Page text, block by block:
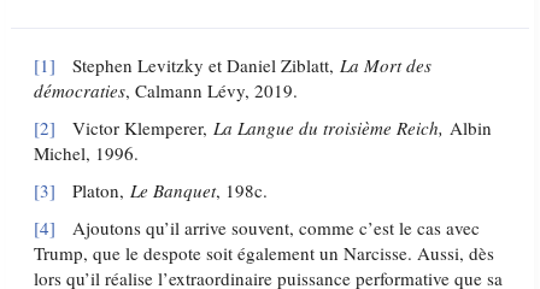
[1] Stephen Levitzky et Daniel Ziblatt, La Mort des
démocraties, Calmann Lévy, 2019.
[2] Victor Klemperer, La Langue du troisième Reich, Albin
Michel, 1996.
[3] Platon, Le Banquet, 198c.
[4] Ajoutons qu’il arrive souvent, comme c’est le cas avec
Trump, que le despote soit également un Narcisse. Aussi, dès
lors qu’il réalise l’extraordinaire puissance performative que sa